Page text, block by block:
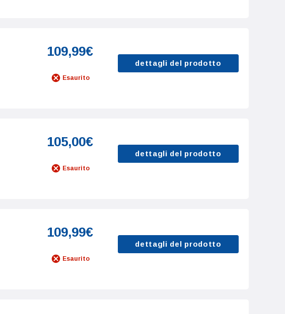
109,99€
Esaurito
dettagli del prodotto
105,00€
Esaurito
dettagli del prodotto
109,99€
Esaurito
dettagli del prodotto